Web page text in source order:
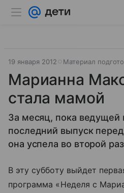
19 января 2012 Материал
Марианна
стала мамой
За месяц, пока ведущей
последний выпуск
она успела во второй
В эту субботу выйдет
программа «Неделя с